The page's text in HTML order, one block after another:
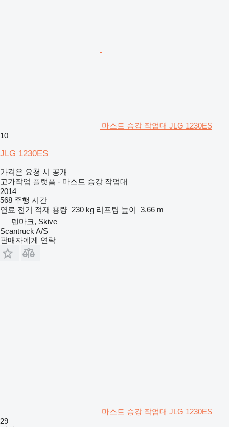
마스트 승강 작업대 JLG 1230ES
10
JLG 1230ES
가격은 요청 시 공개
고가작업 플랫폼 - 마스트 승강 작업대
2014
568 주행 시간
연료 전기 적재 용량 230 kg 리프팅 높이 3.66 m
덴마크, Skive
Scantruck A/S
판매자에게 연락
마스트 승강 작업대 JLG 1230ES
29